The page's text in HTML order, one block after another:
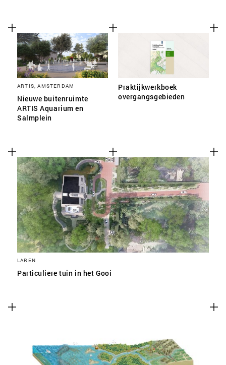
ARTIS, AMSTERDAM
Nieuwe buitenruimte
ARTIS Aquarium en
Salmplein
Praktijkwerkboek
overgangsgebieden
LAREN
Particuliere tuin in het Gooi